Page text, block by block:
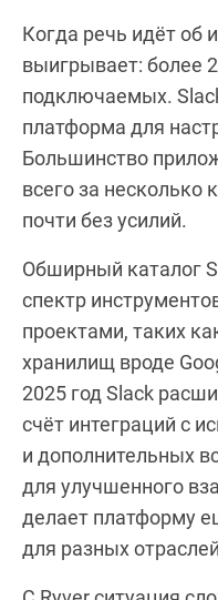
Когда речь идёт об
выигрывает: более
подключаемых.
платформа для
Большинство
всего за несколько
почти без усилий.
Обширный каталог
спектр
проектами, таких
хранилищ вроде
2025 год Slack
счёт интеграций с
и дополнительных
для улучшенного
делает платформу
для разных